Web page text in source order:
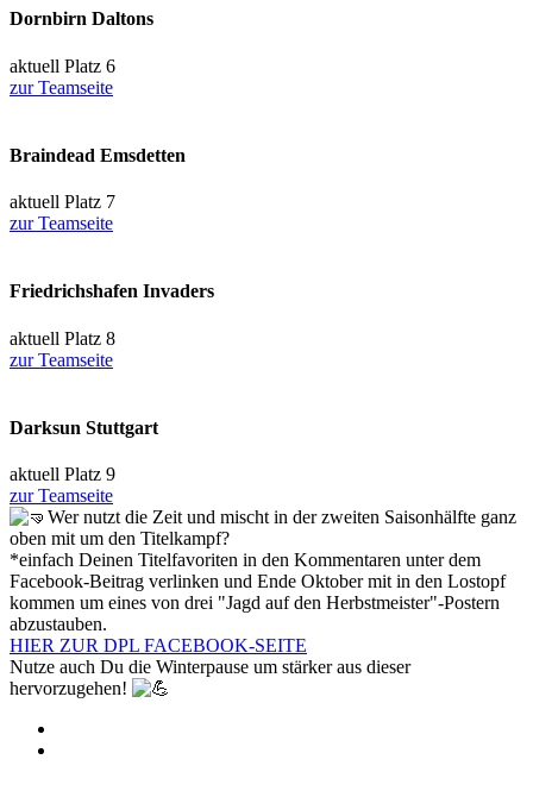
Dornbirn Daltons
aktuell Platz 6
zur Teamseite
Braindead Emsdetten
aktuell Platz 7
zur Teamseite
Friedrichshafen Invaders
aktuell Platz 8
zur Teamseite
Darksun Stuttgart
aktuell Platz 9
zur Teamseite
Wer nutzt die Zeit und mischt in der zweiten Saisonhälfte ganz
oben mit um den Titelkampf?
*einfach Deinen Titelfavoriten in den Kommentaren unter dem
Facebook-Beitrag verlinken und Ende Oktober mit in den Lostopf
kommen um eines von drei "Jagd auf den Herbstmeister"-Postern
abzustauben.
HIER ZUR DPL FACEBOOK-SEITE
Nutze auch Du die Winterpause um stärker aus dieser
hervorzugehen!